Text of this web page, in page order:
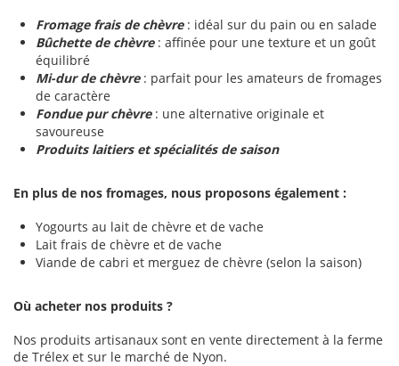
Fromage frais de chèvre: idéal sur du pain ou en salade
Bûchette de chèvre: affinée pour une texture et un goût
équilibré
Mi-dur de chèvre: parfait pour les amateurs de fromages
de caractère
Fondue pur chèvre : une alternative originale et
savoureuse
Produits laitiers et spécialités de saison
En plus de nos fromages, nous proposons également :
Yogourts au lait de chèvre et de vache
Lait frais de chèvre et de vache
Viande de cabri et merguez de chèvre (selon la saison)
Où acheter nos produits ?
Nos produits artisanaux sont en vente directement à la ferme
de Trélex et sur le marché de Nyon.